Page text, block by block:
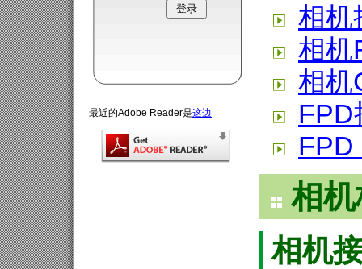
最近的Adobe Reader是这边
相机
相机
相机
FPD
FPD
相
相机